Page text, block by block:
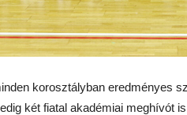
korosztályban eredményes
két fiatal akadémiai meghívót